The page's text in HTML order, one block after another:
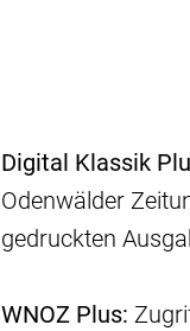
Digital Klassik
Odenwälder
gedruckten
WNOZ Plus: